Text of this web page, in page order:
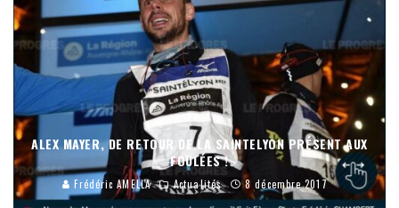
ALEX MAYER, DE RETOUR DE LA SAINTELYON PRÉSENT AUX
FOULÉES !
Frédéric AMELLA Actualités 8 décembre 2017